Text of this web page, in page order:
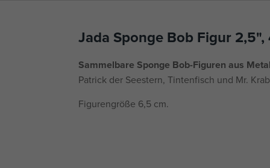
Jada Sponge Bob Figur 2,5",
Sammelbare Sponge Bob-Figuren aus
Patrick der Seestern, Tintenfisch und Mr.
Figurengröße 6,5 cm.